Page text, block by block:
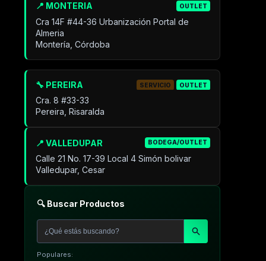
📍 MONTERIA OUTLET
Cra 14F #44-36 Urbanización Portal de
Almeria
Montería, Córdoba
📍 VALLEDUPAR BODEGA/OUTLET
Calle 21 No. 17-39 Local 4 Simón bolivar
Valledupar, Cesar
🔧 PEREIRA SERVICIO OUTLET
Cra. 8 #33-33
Pereira, Risaralda
🔍 Buscar Productos
Populares: